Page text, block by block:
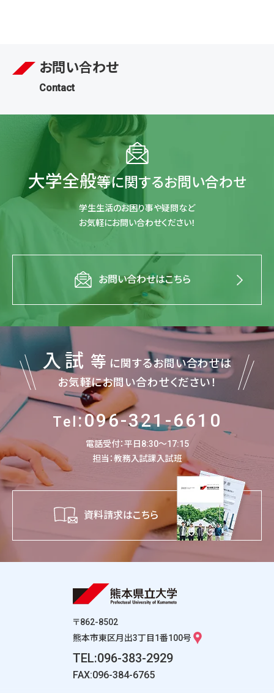
お問い合わせ
Contact
大学全般等に関するお問い合わせ
学生生活のお困り事や疑問など
お気軽にお問い合わせください！
お問い合わせはこちら
入試 等 に関するお問い合わせは
お気軽にお問い合わせください！
Tel:096-321-6610
電話受付：平日8:30～17:15
担当：教務入試課入試班
資料請求はこちら
〒862-8502
熊本市東区月出3丁目1番100号
TEL:096-383-2929
FAX:096-384-6765